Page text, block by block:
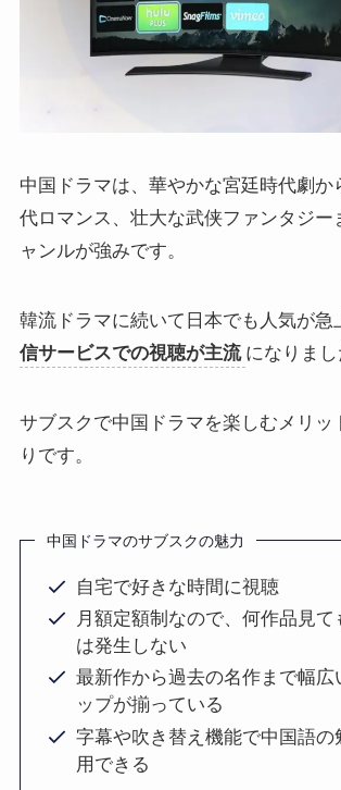
中国ドラマは、華やかな宮廷時代劇か
代ロマンス、壮大な武侠ファンタジー
ャンルが強みです。
韓流ドラマに続いて日本でも人気が急
信サービスでの視聴が主流 になりまし
サブスクで中国ドラマを楽しむメリッ
りです。
中国ドラマのサブスクの魅力
自宅で好きな時間に視聴
月額定額制なので、何作品見て
は発生しない
最新作から過去の名作まで幅広
ップが揃っている
字幕や吹き替え機能で中国語の
用できる